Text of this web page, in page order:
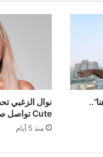
نوال الزغبي
Cute تواصل صعودها
منذ 5 أيام